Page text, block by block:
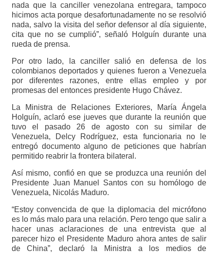
nada que la canciller venezolana entregara, tampoco
hicimos acta porque desafortunadamente no se resolvió
nada, salvo la visita del señor defensor al día siguiente,
cita que no se cumplió”, señaló Holguín durante una
rueda de prensa.
Por otro lado, la canciller salió en defensa de los
colombianos deportados y quienes fueron a Venezuela
por diferentes razones, entre ellas empleo y por
promesas del entonces presidente Hugo Chávez.
La Ministra de Relaciones Exteriores, María Ángela
Holguín, aclaró ese jueves que durante la reunión que
tuvo el pasado 26 de agosto con su similar de
Venezuela, Delcy Rodríguez, esta funcionaria no le
entregó documento alguno de peticiones que habrían
permitido reabrir la frontera bilateral.
Así mismo, confió en que se produzca una reunión del
Presidente Juan Manuel Santos con su homólogo de
Venezuela, Nicolás Maduro.
“Estoy convencida de que la diplomacia del micrófono
es lo más malo para una relación. Pero tengo que salir a
hacer unas aclaraciones de una entrevista que al
parecer hizo el Presidente Maduro ahora antes de salir
de China”, declaró la Ministra a los medios de